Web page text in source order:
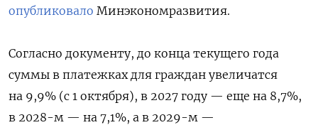
опубликовало Минэкономразвития.
Согласно документу, до конца текущего года
суммы в платежках для граждан увеличатся
на 9,9% (с 1 октября), в 2027 году — еще на 8,7%,
в 2028-м — на 7,1%, а в 2029-м —